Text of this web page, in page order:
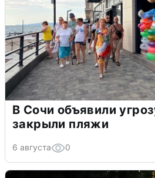
В Сочи объявили
закрыли пляжи
6 августа 0